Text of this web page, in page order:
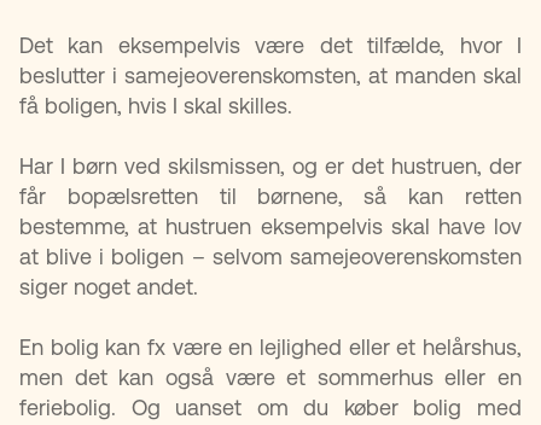
Det kan eksempelvis være det tilfælde, hvor I
beslutter i samejeoverenskomsten, at manden skal
få boligen, hvis I skal skilles.
Har I børn ved skilsmissen, og er det hustruen, der
får bopælsretten til børnene, så kan retten
bestemme, at hustruen eksempelvis skal have lov
at blive i boligen – selvom samejeoverenskomsten
siger noget andet.
En bolig kan fx være en lejlighed eller et helårshus,
men det kan også være et sommerhus eller en
feriebolig. Og uanset om du køber bolig med